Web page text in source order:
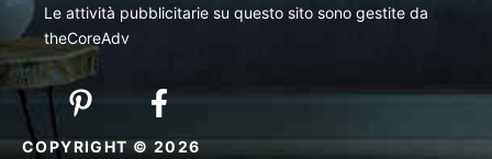
Le attività pubblicitarie su questo sito sono gestite da
theCoreAdv
COPYRIGHT © 2026